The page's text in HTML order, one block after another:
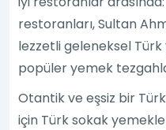
restoranları, Sultan
lezzetli geleneksel
popüler yemek
Otantik ve eşsiz bir
için Türk sokak